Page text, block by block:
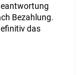
Bezahlung.
das